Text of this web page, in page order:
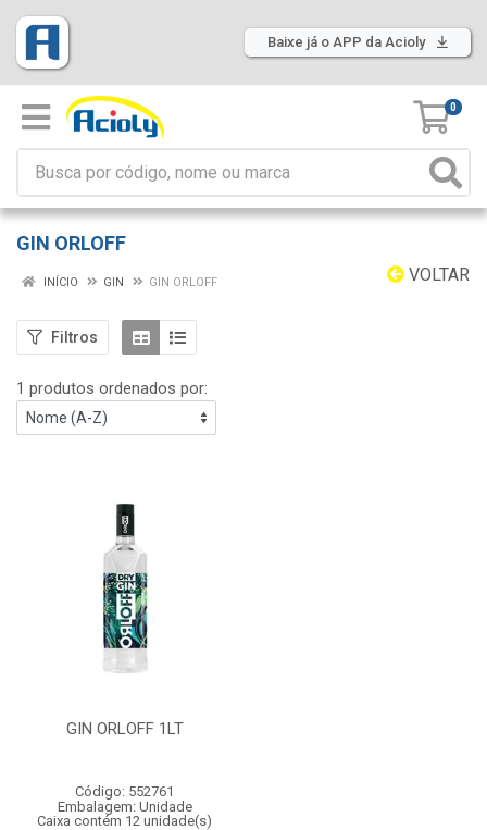
Baixe já o APP da Acioly
0
GIN ORLOFF
VOLTAR
INÍCIO GIN GIN ORLOFF
Filtros
1 produtos ordenados por:
GIN ORLOFF 1LT
Código: 552761
Embalagem: Unidade
Caixa contém 12 unidade(s)